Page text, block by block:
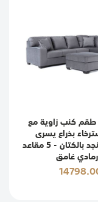
كنب زاوية مع
بذراع يسرى
وعثمانية منجد بالكتان - 5 مقاعد
غامق